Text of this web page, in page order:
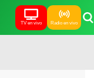
TV en vivo Radio en vivo